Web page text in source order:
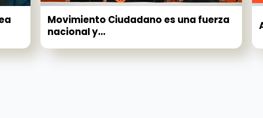
Movimiento Ciudadano es una fuerza
nacional y...